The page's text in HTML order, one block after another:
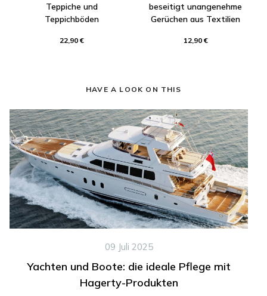
Teppiche und
Teppichböden
22,90 €
beseitigt unangenehme
Gerüchen aus Textilien
12,90 €
HAVE A LOOK ON THIS
09 Juli 2025
Yachten und Boote: die ideale Pflege mit
Hagerty-Produkten